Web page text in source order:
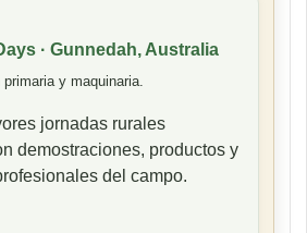
· Gunnedah, Australia
y maquinaria.
jornadas rurales
demostraciones, productos y
del campo.